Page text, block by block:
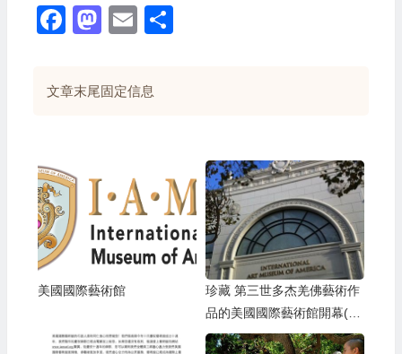
Facebook
Mastodon
Email
文章末尾固定信息
美國國際藝術館
珍藏 第三世多杰羌佛藝術作
品的美國國際藝術館開幕(影
視)